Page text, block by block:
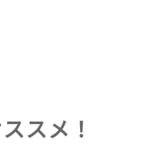
スメ！